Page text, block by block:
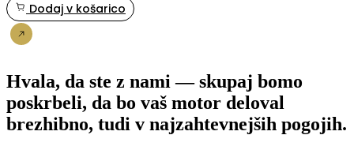
Dodaj v košarico
Hvala, da ste z nami — skupaj bomo
poskrbeli, da bo vaš motor deloval
brezhibno, tudi v najzahtevnejših pogojih.